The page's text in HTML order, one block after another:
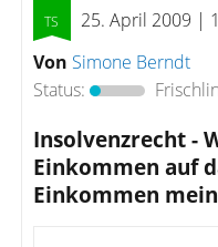
25. April 2009 |
Von Simone Berndt
Status:
Insolvenzrecht -
Einkommen auf
Einkommen